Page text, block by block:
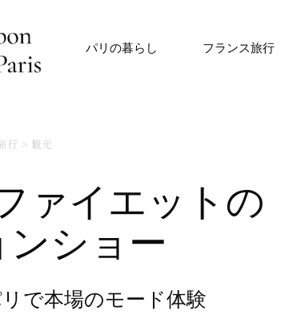
パリの暮らし フランス旅行
行 観光
ショー
リで本場のモード体験